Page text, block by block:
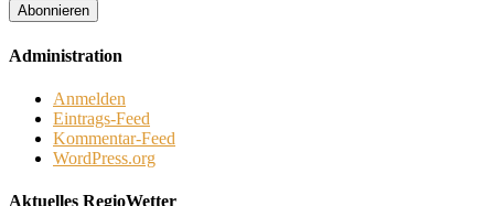
Administration
Anmelden
Eintrags-Feed
Kommentar-Feed
WordPress.org
Aktuelles RegioWetter